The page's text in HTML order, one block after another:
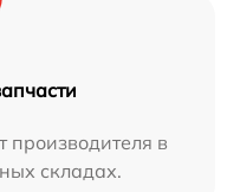
производителя в
складах.